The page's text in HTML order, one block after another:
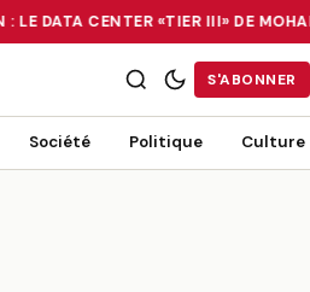
: LE DATA CENTER «TIER III» DE
«TIER III» DE MOHAMMADIA, UN
S'ABONNER
Société Politique Culture